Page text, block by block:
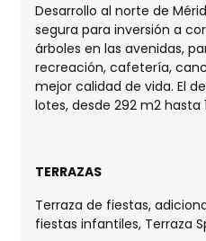
Desarrollo al norte de
segura para inversión a
árboles en las avenidas,
recreación, cafetería,
mejor calidad de vida. El
lotes, desde 292 m2 hasta
TERRAZAS
Terraza de fiestas,
fiestas infantiles, Terraza